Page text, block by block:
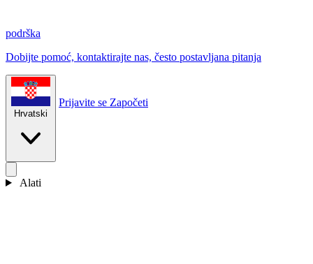
podrška
Dobijte pomoć, kontaktirajte nas, često postavljana pitanja
Hrvatski
Prijavite se Započeti
Alati